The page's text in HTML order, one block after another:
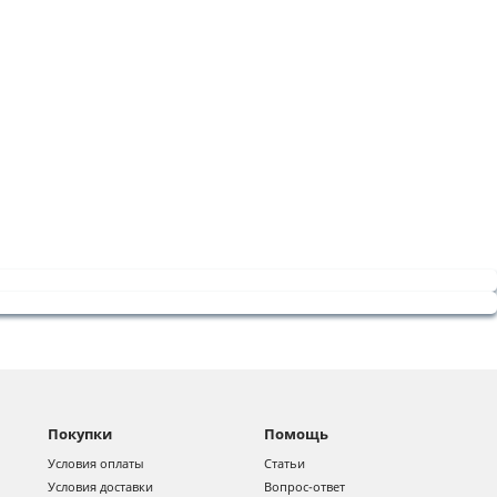
Покупки
Условия оплаты
Условия доставки
Помощь
Статьи
Вопрос-ответ